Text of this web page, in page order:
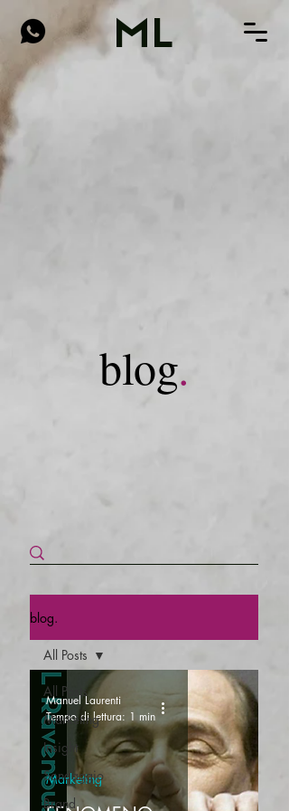
ML
blog.
blog.
All Posts
Marketing
Insight
Sondaggio
Brand
All Posts
Marketing
Manuel Laurenti
Tempo di lettura: 1 min